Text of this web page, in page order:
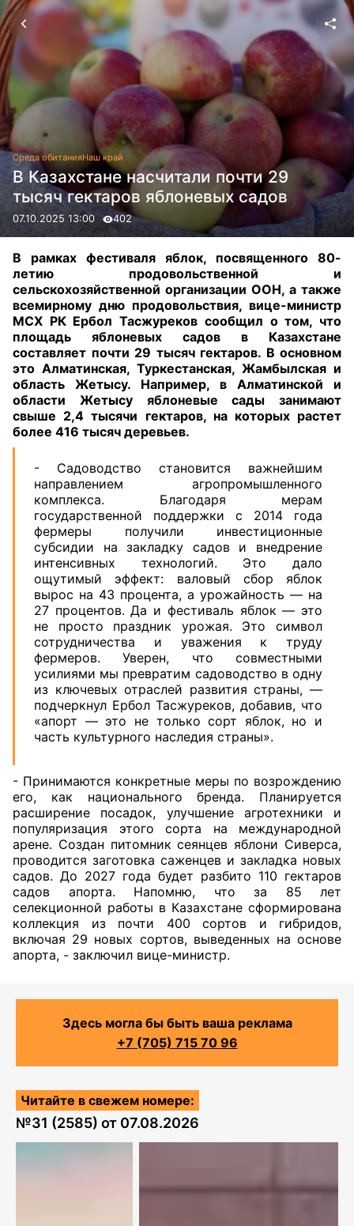
Среда обитанияНаш край
В Казахстане насчитали почти 29
тысяч гектаров яблоневых садов
07.10.2025 13:00 402
В рамках фестиваля яблок, посвященного 80-
летию продовольственной и
сельскохозяйственной организации ООН, а также
всемирному дню продовольствия, вице-министр
МСХ РК Ербол Тасжуреков сообщил о том, что
площадь яблоневых садов в Казахстане
составляет почти 29 тысяч гектаров. В основном
это Алматинская, Туркестанская, Жамбылская и
область Жетысу. Например, в Алматинской и
области Жетысу яблоневые сады занимают
свыше 2,4 тысячи гектаров, на которых растет
более 416 тысяч деревьев.
- Садоводство становится важнейшим
направлением агропромышленного
комплекса. Благодаря мерам
государственной поддержки с 2014 года
фермеры получили инвестиционные
субсидии на закладку садов и внедрение
интенсивных технологий. Это дало
ощутимый эффект: валовый сбор яблок
вырос на 43 процента, а урожайность — на
27 процентов. Да и фестиваль яблок — это
не просто праздник урожая. Это символ
сотрудничества и уважения к труду
фермеров. Уверен, что совместными
усилиями мы превратим садоводство в одну
из ключевых отраслей развития страны, —
подчеркнул Ербол Тасжуреков, добавив, что
«апорт — это не только сорт яблок, но и
часть культурного наследия страны».
- Принимаются конкретные меры по возрождению
его, как национального бренда. Планируется
расширение посадок, улучшение агротехники и
популяризация этого сорта на международной
арене. Создан питомник сеянцев яблони Сиверса,
проводится заготовка саженцев и закладка новых
садов. До 2027 года будет разбито 110 гектаров
садов апорта. Напомню, что за 85 лет
селекционной работы в Казахстане сформирована
коллекция из почти 400 сортов и гибридов,
включая 29 новых сортов, выведенных на основе
апорта, - заключил вице-министр.
Здесь могла бы быть ваша реклама
+7 (705) 715 70 96
Читайте в свежем номере:
№31 (2585) от 07.08.2026